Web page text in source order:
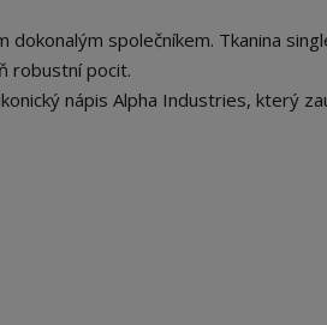
společníkem. Tkanina
robustní pocit.
nápis Alpha Industries, který